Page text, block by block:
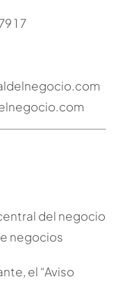
1 7
del negocio
negocios
el “Aviso